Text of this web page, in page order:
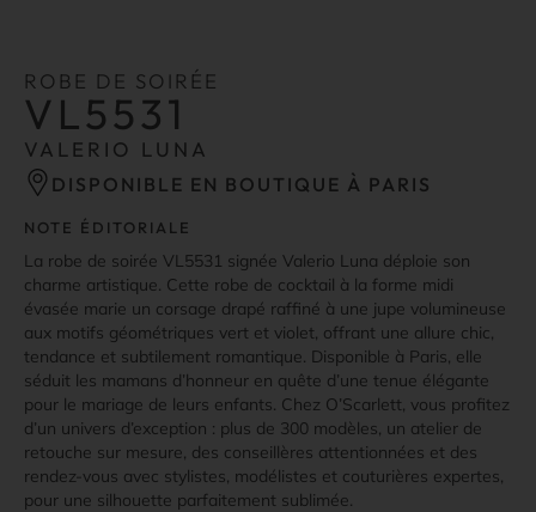
ROBE DE SOIRÉE
VL5531
VALERIO LUNA
DISPONIBLE EN BOUTIQUE À PARIS
NOTE ÉDITORIALE
La robe de soirée VL5531 signée Valerio Luna déploie son
charme artistique. Cette robe de cocktail à la forme midi
évasée marie un corsage drapé raffiné à une jupe volumineuse
aux motifs géométriques vert et violet, offrant une allure chic,
tendance et subtilement romantique. Disponible à Paris, elle
séduit les mamans d’honneur en quête d’une tenue élégante
pour le mariage de leurs enfants. Chez O’Scarlett, vous profitez
d’un univers d’exception : plus de 300 modèles, un atelier de
retouche sur mesure, des conseillères attentionnées et des
rendez-vous avec stylistes, modélistes et couturières expertes,
pour une silhouette parfaitement sublimée.